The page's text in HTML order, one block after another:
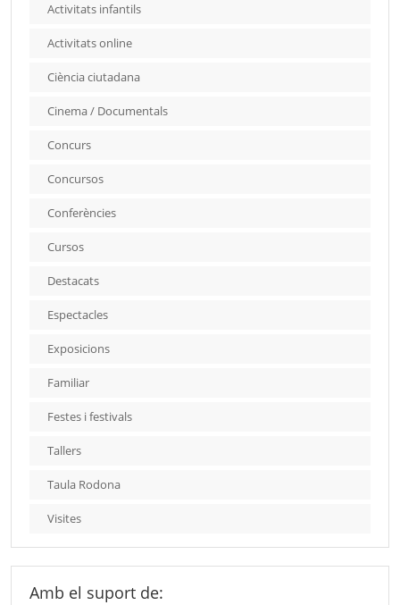
Activitats infantils
Activitats online
Ciència ciutadana
Cinema / Documentals
Concurs
Concursos
Conferències
Cursos
Destacats
Espectacles
Exposicions
Familiar
Festes i festivals
Tallers
Taula Rodona
Visites
Amb el suport de: